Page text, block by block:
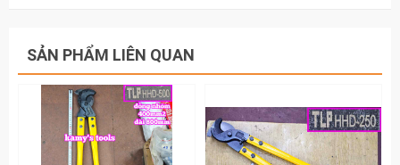
SẢN PHẨM LIÊN QUAN